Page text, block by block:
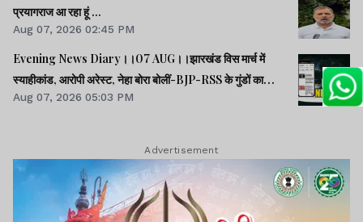
प्रयागराज आ रहा हूं ...
Aug 07, 2026 02:45 PM
Evening News Diary।।07 AUG।।झारखंड विस मार्च में
स्याहीकांड, आरोपी अरेस्ट, नेहा बोरा बोलीं-BJP-RSS के गुंडों का
काम।।आंदोलनरत छात्रों की समस्याओं को समझना चाहती सरकार:
Aug 07, 2026 05:03 PM
Advertisement